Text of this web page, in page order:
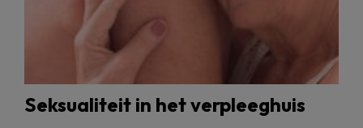
Seksualiteit in het verpleeghuis